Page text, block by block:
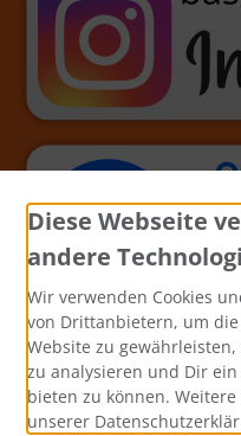
Diese Webseite
andere
Wir verwenden Cookies
von Drittanbietern, um
Website zu
zu analysieren und Dir
bieten zu können.
unserer